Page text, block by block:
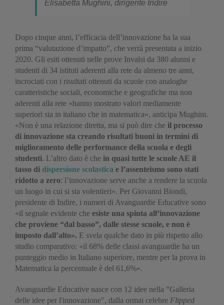
Elisabetta Mughini, dirigente Indire
Dopo cinque anni, l’efficacia dell’innovazione ha la sua
prima “valutazione d’impatto”, che verrà presentata a inizio
2020. Gli esiti ottenuti nelle prove Invalsi da 380 alunni e
studenti di 34 istituti aderenti alla rete da almeno tre anni,
incrociati con i risultati ottenuti da scuole con analoghe
caratteristiche sociali, economiche e geografiche ma non
aderenti alla rete «hanno mostrato valori mediamente
superiori sia in italiano che in matematica», anticipa Mughini.
«Non è una relazione diretta, ma si può dire che il processo
di innovazione sta creando risultati buoni in termini di
miglioramento delle performance della scuola e degli
studenti. L’altro dato è che in quasi tutte le scuole AE il
tasso di dispersione scolastica e l’assenteismo sono stati
ridotto a zero: l’innovazione serve anche a rendere la scuola
un luogo in cui si sta volentieri». Per Giovanni Biondi,
presidente di Indire, i numeri di Avanguardie Educative sono
«il segnale evidente che esiste una spinta all’innovazione
che proviene “dal basso”, dalle stesse scuole, e non è
imposto dall’alto». E svela qualche dato in più rispetto allo
studio comparativo: «il 68% delle classi avanguardie ha un
punteggio medio in Italiano superiore, mentre per la prova in
Matematica la percentuale è del 61,6%».
Avanguardie Educative nasce con 12 idee nella "Galleria
delle idee per l'innovazione", dalla ormai celebre Flipped